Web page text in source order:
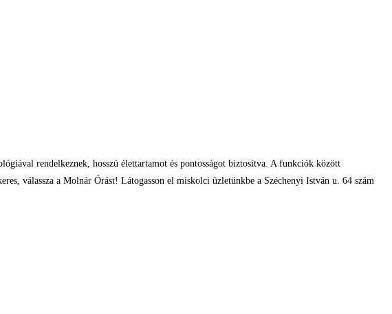
rendelkeznek, hosszú élettartamot és pontosságot biztosítva. A funkciók között
válassza a Molnár Órást! Látogasson el miskolci üzletünkbe a Széchenyi István u. 64 szám